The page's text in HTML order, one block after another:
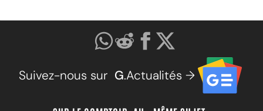
Suivez-nous sur G.Actualités →